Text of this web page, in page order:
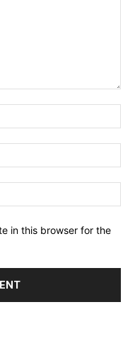
in this browser for the